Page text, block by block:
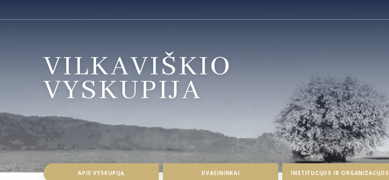
VILKAVIŠKIO
VYSKUPIJA
APIE VYSKUPIJĄ DVASININKAI INSTITUCIJOS IR ORGANIZACIJOS